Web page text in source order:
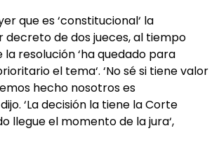
que es ‘constitucional‘ la
decreto de dos jueces, al tiempo
la resolución ‘ha quedado para
el tema‘. ‘No sé si tiene valor
hecho nosotros es
‘La decisión la tiene la Corte
llegue el momento de la jura‘,